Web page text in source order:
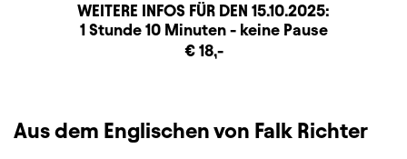
WEITERE INFOS FÜR DEN 15.10.2025:
BeschreibungInformation
Dauer und Pausen
1 Stunde 10 Minuten - keine Pause
€ 18,-
Aus dem Englischen von Falk Richter